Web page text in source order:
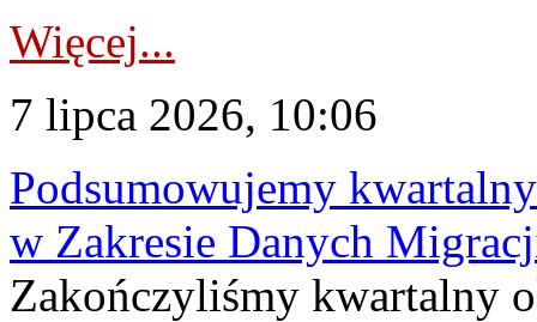
Więcej...
7 lipca 2026, 10:06
Podsumowujemy
w Zakresie Danych
Zakończyliśmy kwartalny